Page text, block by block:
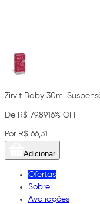
Zirvit Baby 30ml
De R$ 79,8916% OFF
Por R$ 66,31
Adicionar
Ofertas
Sobre
Avaliações